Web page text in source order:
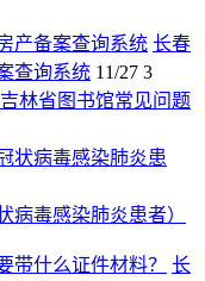
长春
查询系统 11/27 3
吉林省图书馆常见问题
病毒感染肺炎患者）
长